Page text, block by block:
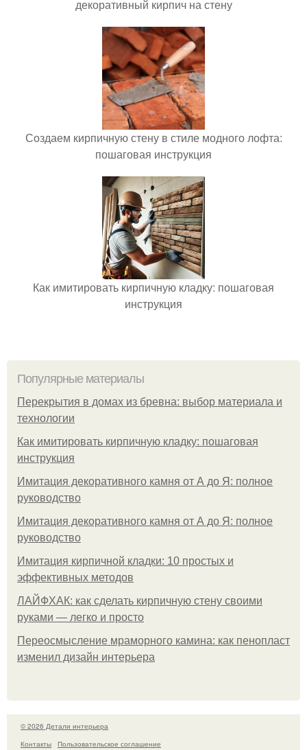
декоративный кирпич на стену
Создаем кирпичную стену в стиле модного лофта:
пошаговая инструкция
Как имитировать кирпичную кладку: пошаговая
инструкция
Популярные материалы
Перекрытия в домах из бревна: выбор материала и
технологии
Как имитировать кирпичную кладку: пошаговая
инструкция
Имитация декоративного камня от А до Я: полное
руководство
Имитация декоративного камня от А до Я: полное
руководство
Имитация кирпичной кладки: 10 простых и
эффективных методов
ЛАЙФХАК: как сделать кирпичную стену своими
руками — легко и просто
Переосмысление мраморного камина: как пенопласт
изменил дизайн интерьера
© 2026 Детали интерьера
Контакты
Пользовательское соглашение